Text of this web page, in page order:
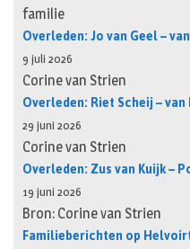
familie
Overleden: Jo van Geel –
9 juli 2026
Corine van Strien
Overleden: Riet Scheij –
29 juni 2026
Corine van Strien
Overleden: Zus van Kuijk –
19 juni 2026
Bron: Corine van Strien
Familieberichten op